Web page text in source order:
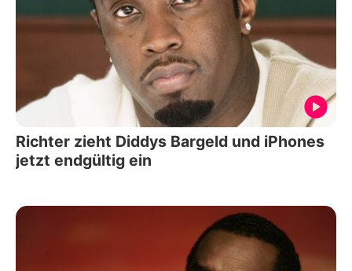
Richter zieht Diddys Bargeld und iPhones
jetzt endgültig ein